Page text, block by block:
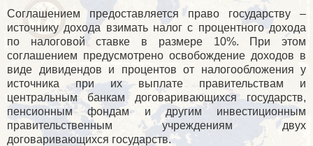
Соглашением предоставляется право государству –
источнику дохода взимать налог с процентного дохода
по налоговой ставке в размере 10%. При этом
соглашением предусмотрено освобождение доходов в
виде дивидендов и процентов от налогообложения у
источника при их выплате правительствам и
центральным банкам договаривающихся государств,
пенсионным фондам и другим инвестиционным
правительственным учреждениям двух
договаривающихся государств.